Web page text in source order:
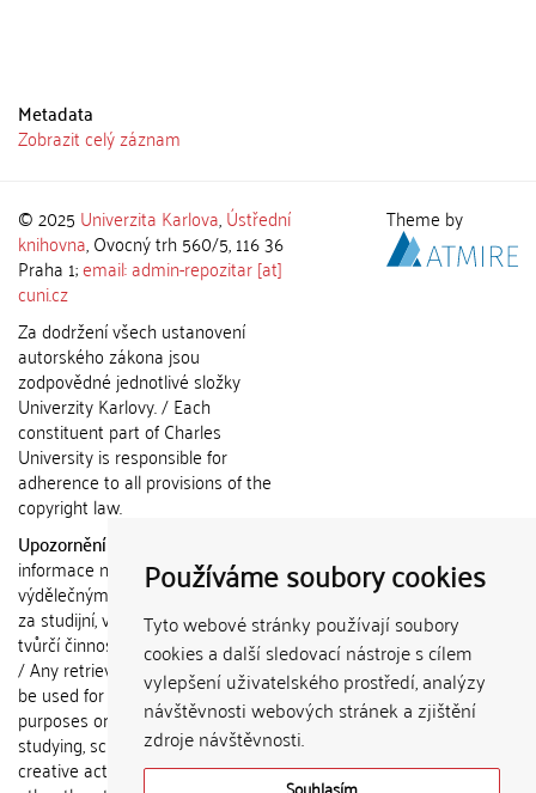
Používáme soubory cookies
Tyto webové stránky používají soubory
cookies a další sledovací nástroje s cílem
vylepšení uživatelského prostředí, analýzy
návštěvnosti webových stránek a zjištění
zdroje návštěvnosti.
Souhlasím
Metadata
Zobrazit celý záznam
© 2025 Univerzita Karlova,Ústřední
knihovna, Ovocný trh 560/5, 116 36
Praha 1;email: admin-repozitar [at]
cuni.cz
Za dodržení všech ustanovení
autorského zákona jsou
zodpovědné jednotlivé složky
Univerzity Karlovy. / Each
constituent part of Charles
University is responsible for
adherence to all provisions of the
copyright law.
Upozornění / Notice:
informace nemohou být použity k
výdělečným účelům nebo vydávány
za studijní, vědeckou nebo jinou
tvůrčí činnost jiné osoby než autora.
/ Any retrieved information shall not
be used for any commercial
purposes or claimed as results of
studying, scientific or any other
creative activities of any person
Theme by